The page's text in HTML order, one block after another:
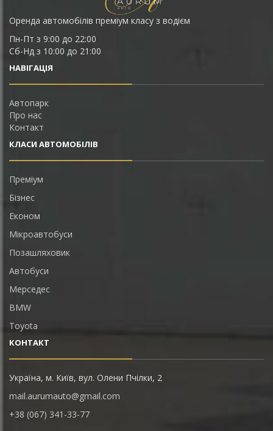
Оренда автомобілів преміум класу з водієм
Пн-Пт з 9:00 до 22:00
Сб-Нд з 10:00 до 21:00
НАВІГАЦІЯ
Автопарк
Про нас
Контакт
КЛАСИ АВТОМОБІЛІВ
Преміум
Бізнес
Економ
Мікроавтобуси
Позашляховик
Автобуси
Мерседес
BMW
Toyota
КОНТАКТ
Україна, м. Київ, вул. Олени Пчілки, 2
mail.aurumauto@gmail.com
+38 (067) 341-33-77